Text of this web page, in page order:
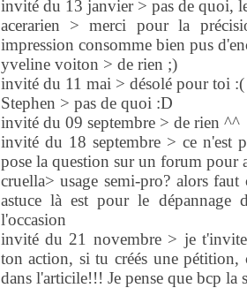
invité du 13 janvier > pas de quoi,
acerarien > merci pour la
impression consomme bien pus
yveline voiton > de rien ;)
invité du 11 mai > désolé pour toi :(
Stephen > pas de quoi :D
invité du 09 septembre > de rien ^^
invité du 18 septembre > ce n'est
pose la question sur un forum pour
cruella> usage semi-pro? alors
astuce là est pour le dépannage
l'occasion
invité du 21 novembre > je
ton action, si tu créés une
dans l'articile!!! Je pense que bcp la